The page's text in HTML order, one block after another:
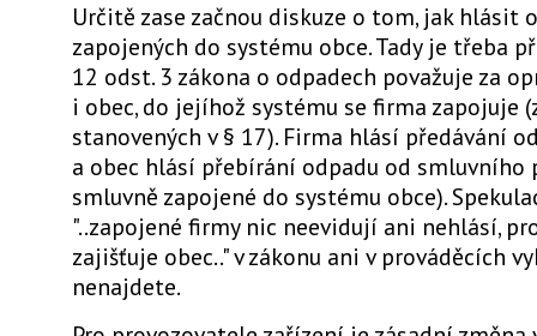
Určitě zase začnou diskuze o tom, jak hlásit
zapojených do systému obce. Tady je třeba
12 odst. 3 zákona o odpadech považuje za
i obec, do jejíhož systému se firma zapojuje
stanovených v § 17). Firma hlásí předávání
a obec hlásí přebírání odpadu od smluvního
smluvně zapojené do systému obce).
"..zapojené firmy nic neevidují ani nehlásí,
zajišťuje obec.." v zákonu ani v prováděcích
nenajdete.